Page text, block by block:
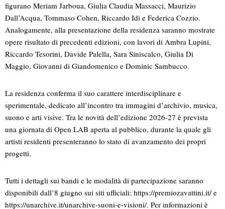
figurano Meriam Jarboua, Giulia Claudia Massacci, Maurizio
Dall’Acqua, Tommaso Cohen, Riccardo Idi e Federica Cozzio.
Analogamente, alla presentazione della residenza saranno mostrate
opere risultato di precedenti edizioni, con lavori di Ambra Lupini,
Riccardo Tesorini, Davide Palella, Sara Siniscalco, Giulia Di
Maggio, Giovanni di Giandomenico e Dominic Sambucco.
La residenza conferma il suo carattere interdisciplinare e
sperimentale, dedicato all’incontro tra immagini d’archivio, musica,
suono e arti visive. Tra le novità dell’edizione 2026-27 è prevista
una giornata di Open LAB aperta al pubblico, durante la quale gli
artisti residenti presenteranno lo stato di avanzamento dei propri
progetti.
Tutti i dettagli sui bandi e le modalità di partecipazione saranno
disponibili dall’8 giugno sui siti ufficiali: https://premiozavattini.it/ e
https://unarchive.it/unarchive-suoni-e-visioni/. Per informazioni è